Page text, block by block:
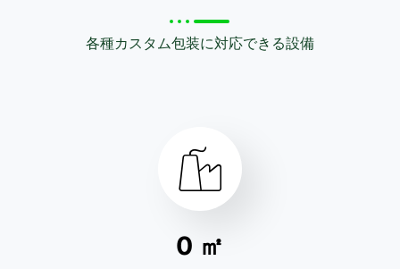
各種カスタム包装に対応できる設備
0 ㎡